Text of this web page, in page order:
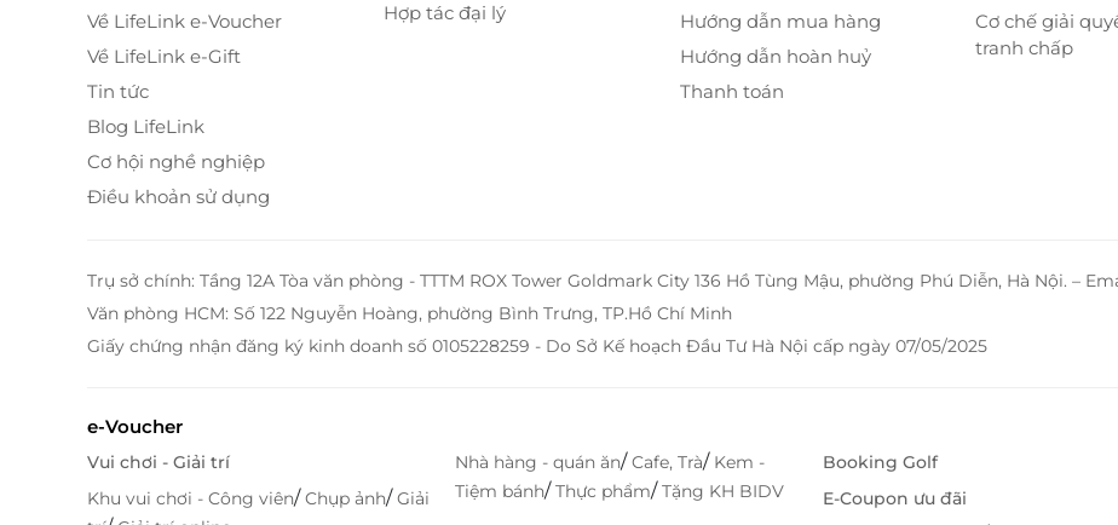
Trải Nghiệm Phòng Tắm Hiện Đại
Về LifeLink e-Voucher
Về LifeLink e-Gift
Tin tức
Blog LifeLink
Cơ hội nghề nghiệp
Điều khoản sử dụng
Hợp tác đại lý
Hướng dẫn mua hàng
Hướng dẫn hoàn huỷ
Thanh toán
Cơ chế giải
tranh chấp
Trụ sở chính: Tầng 12A Tòa văn phòng - TTTM ROX Tower Goldmark City 136 Hồ Tùng Mậu, phường Phú Diễn, Hà Nội. –
Văn phòng HCM: Số 122 Nguyễn Hoàng, phường Bình Trưng, TP.Hồ Chí Minh
Giấy chứng nhận đăng ký kinh doanh số 0105228259 - Do Sở Kế hoạch Đầu Tư Hà Nội cấp ngày 07/05/2025
e-Voucher
Vui chơi - Giải trí
Khu vui chơi - Công viên/Chụp ảnh/Giải
Nhà hàng - quán ăn/Cafe, Trà/ Kem -
Tiệm bánh/Thực phẩm/Tặng KH BIDV
Booking Golf
E-Coupon ưu đãi